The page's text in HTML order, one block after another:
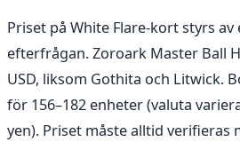
Priset på White Flare-kort styrs
efterfrågan. Zoroark Master Ball
USD, liksom Gothita och Litwick.
för 156–182 enheter (valuta
yen). Priset måste alltid verifieras